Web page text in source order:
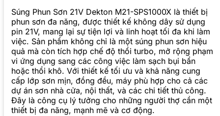
Súng Phun Sơn 21V Dekton M21-SPS1000X là thiết bị
phun sơn đa năng, được thiết kế không dây sử dụng
pin 21V, mang lại sự tiện lợi và linh hoạt tối đa khi làm
việc. Sản phẩm không chỉ là một súng phun sơn hiệu
quả mà còn tích hợp chế độ thổi turbo, mở rộng phạm
vi ứng dụng sang các công việc làm sạch bụi bẩn
hoặc thổi khô. Với thiết kế tối ưu và khả năng cung
cấp lớp sơn mịn, đồng đều, máy phù hợp cho cả các
dự án sơn nhà cửa, nội thất, và các chi tiết thủ công.
Đây là công cụ lý tưởng cho những người thợ cần một
thiết bị đa năng, mạnh mẽ và cơ động.